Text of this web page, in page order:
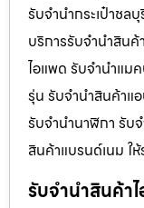
รับจำนำกระเป๋าชล
บริการรับจำนำสินค้
ไอแพด รับจำนำแม
รุ่น รับจำนำสินค้าแ
รับจำนำนาฬิกา รับจ
สินค้าแบรนด์เนม ใ
รับจำนำสินค้า